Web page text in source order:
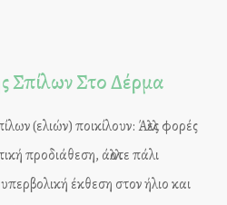
Σπίλων Στο Δέρμα
(ελιών) ποικίλουν: Άλλες φορές
προδιάθεση, άλλοτε πάλι
έκθεση στον ήλιο και